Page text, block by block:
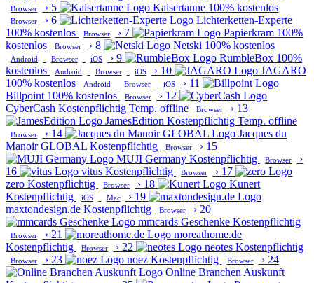
Browser › 5 Kaisertanne 100% kostenlos
Browser › 6
Lichterketten-Experte
100% kostenlos
Browser › 7 Papierkram 100%
kostenlos
Browser › 8 Netski 100% kostenlos
Android Browser iOS › 9 RumbleBox 100%
kostenlos
Android Browser iOS › 10
JAGARO
100% kostenlos
Android Browser iOS › 11
Billpoint 100% kostenlos Browser › 12
CyberCash Kostenpflichtig Temp. offline Browser › 13
JamesEdition Kostenpflichtig Temp. offline
Browser › 14
Jacques du
Manoir GLOBAL Kostenpflichtig Browser › 15
MUJI Germany Kostenpflichtig Browser
›
16
vitus Kostenpflichtig Browser › 17
zero Kostenpflichtig Browser › 18
Kunert
Kostenpflichtig
iOS Mac › 19
maxtondesign.de Kostenpflichtig Browser › 20
mmcards Geschenke Kostenpflichtig
Browser › 21
moreathome.de
Kostenpflichtig
Browser › 22 neotes Kostenpflichtig
Browser › 23 noez Kostenpflichtig Browser › 24
Online Branchen Auskunft